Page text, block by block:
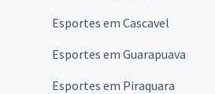
Esportes em Cascavel
Esportes em Guarapuava
Esportes em Piraquara